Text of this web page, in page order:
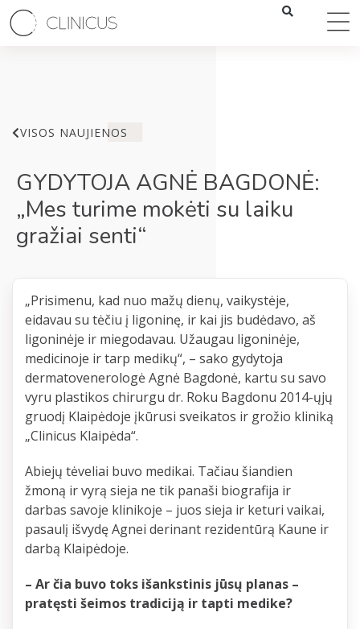
VISOS NAUJIENOS
GYDYTOJA AGNĖ BAGDONĖ:
„Mes turime mokėti su laiku
gražiai senti“
„Prisimenu, kad nuo mažų dienų, vaikystėje,
eidavau su tėčiu į ligoninę, ir kai jis budėdavo, aš
ligoninėje ir miegodavau. Užaugau ligoninėje,
medicinoje ir tarp medikų“, – sako gydytoja
dermatovenerologė Agnė Bagdonė, kartu su savo
vyru plastikos chirurgu dr. Roku Bagdonu 2014-ųjų
gruodį Klaipėdoje įkūrusi sveikatos ir grožio kliniką
„Clinicus Klaipėda“.
Abiejų tėveliai buvo medikai. Tačiau šiandien
žmoną ir vyrą sieja ne tik panaši biografija ir
darbas savoje klinikoje – juos sieja ir keturi vaikai,
pasaulį išvydę Agnei derinant rezidentūrą Kaune ir
darbą Klaipėdoje.
– Ar čia buvo toks išankstinis jūsų planas –
pratęsti šeimos tradiciją ir tapti medike?